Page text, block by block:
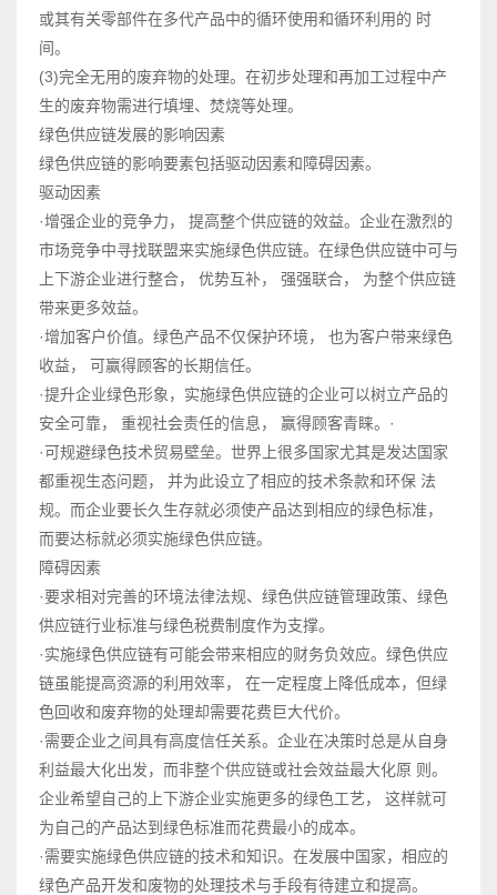
或其有关零部件在多代产品中的循环使用和循环利用的 时
间。
(3)完全无用的废弃物的处理。在初步处理和再加工过程中产
生的废弃物需进行填埋、焚烧等处理。
绿色供应链发展的影响因素
绿色供应链的影响要素包括驱动因素和障碍因素。
驱动因素
·增强企业的竞争力， 提高整个供应链的效益。企业在激烈的
市场竞争中寻找联盟来实施绿色供应链。在绿色供应链中可与
上下游企业进行整合， 优势互补， 强强联合， 为整个供应链
带来更多效益。
·增加客户价值。绿色产品不仅保护环境， 也为客户带来绿色
收益， 可赢得顾客的长期信任。
·提升企业绿色形象，实施绿色供应链的企业可以树立产品的
安全可靠， 重视社会责任的信息， 赢得顾客青睐。·
·可规避绿色技术贸易壁垒。世界上很多国家尤其是发达国家
都重视生态问题， 并为此设立了相应的技术条款和环保 法
规。而企业要长久生存就必须使产品达到相应的绿色标准，
而要达标就必须实施绿色供应链。
障碍因素
·要求相对完善的环境法律法规、绿色供应链管理政策、绿色
供应链行业标准与绿色税费制度作为支撑。
·实施绿色供应链有可能会带来相应的财务负效应。绿色供应
链虽能提高资源的利用效率， 在一定程度上降低成本，但绿
色回收和废弃物的处理却需要花费巨大代价。
·需要企业之间具有高度信任关系。企业在决策时总是从自身
利益最大化出发，而非整个供应链或社会效益最大化原 则。
企业希望自己的上下游企业实施更多的绿色工艺， 这样就可
为自己的产品达到绿色标准而花费最小的成本。
·需要实施绿色供应链的技术和知识。在发展中国家，相应的
绿色产品开发和废物的处理技术与手段有待建立和提高。